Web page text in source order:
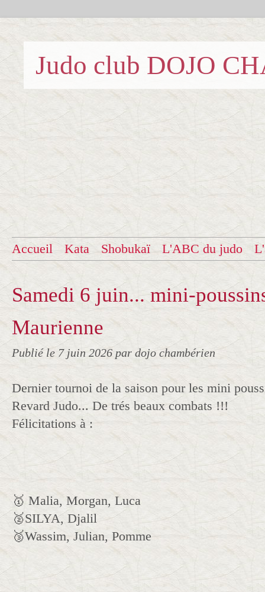
Judo club DOJO
Accueil Kata Shobukaï L'ABC du judo
Samedi 6 juin... mini-
Maurienne
Publié le 7 juin 2026 par dojo chambérien
Dernier tournoi de la saison pour les mini
Revard Judo... De trés beaux combats !!!
Félicitations à :
🥇 Malia, Morgan, Luca
🥈SILYA, Djalil
🥉Wassim, Julian, Pomme